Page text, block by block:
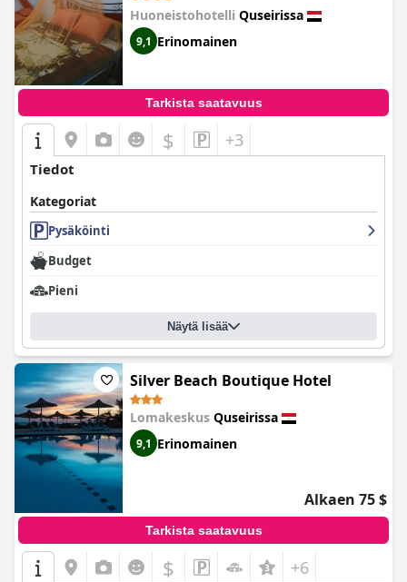
Huoneistohotelli Quseirissa
9,1 Erinomainen
Tarkista saatavuus
$ +3
Tiedot
Kategoriat
Pysäköinti
Budget
Pieni
Näytä lisää
Silver Beach Boutique Hotel
Lomakeskus Quseirissa
9,1 Erinomainen
Alkaen 75 $
Tarkista saatavuus
$ +6